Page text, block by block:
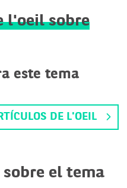
l'oeil sobre
este tema
DE L'OEIL
el tema